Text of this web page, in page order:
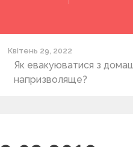
Квітень 29, 2022
Як евакуюватися з
напризволяще?